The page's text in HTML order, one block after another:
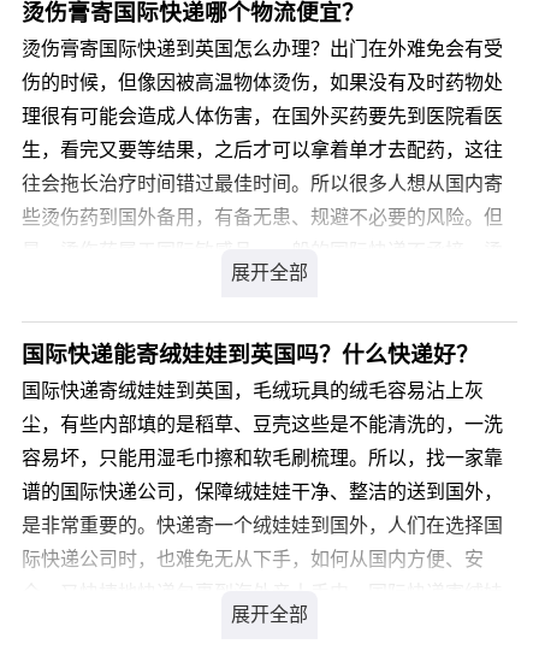
您可以登录我们官方网站 详细咨询，我司会有专业客服为
您解答，解决您国际快递寄书包到澳大利亚的疑虑。
烫伤膏寄国际快递哪个物流便宜？
烫伤膏寄国际快递到英国怎么办理？出门在外难免会有受
伤的时候，但像因被高温物体烫伤，如果没有及时药物处
理很有可能会造成人体伤害，在国外买药要先到医院看医
生，看完又要等结果，之后才可以拿着单才去配药，这往
往会拖长治疗时间错过最佳时间。所以很多人想从国内寄
些烫伤药到国外备用，有备无患、规避不必要的风险。但
伤膏寄国际快递到英国找什么公司好？烫伤膏寄国际快递
到英国，我们是您最佳的选择，我司从事私人物品国际运
输十余年经验，针对类似产品我司通常采用私人物品通关
渠道办理国际运输，不受海关相关规定限制，目的国通关
率高达99.9%，关税为零。那么，烫伤膏寄国际快递到英
国价格是多少呢?
您可以登录我们官方网站 详细了解。
国际快递能寄绒娃娃到英国吗？什么快递好？
国际快递寄绒娃娃到英国，毛绒玩具的绒毛容易沾上灰
尘，有些内部填的是稻草、豆壳这些是不能清洗的，一洗
容易坏，只能用湿毛巾擦和软毛刷梳理。所以，找一家靠
谱的国际快递公司，保障绒娃娃干净、整洁的送到国外，
是非常重要的。快递寄一个绒娃娃到国外，人们在选择国
际快递公司时，也难免无从下手，如何从国内方便、安
娃到英国多久能到？国际快递寄绒娃娃到英国比较好的国